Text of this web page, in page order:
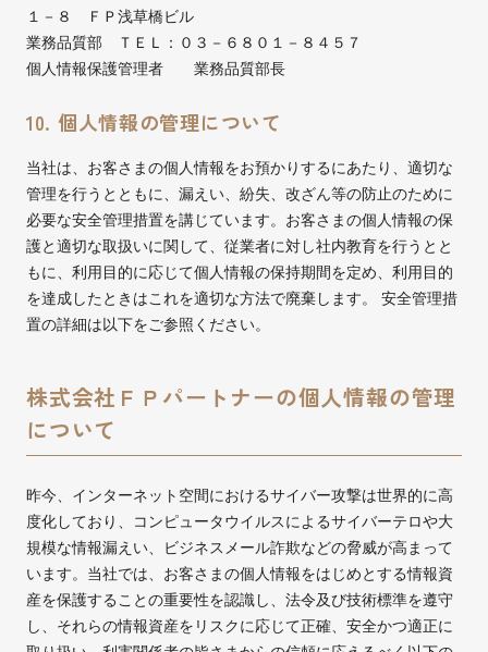
１－８ ＦＰ浅草橋ビル
業務品質部 ＴＥＬ：０３－６８０１－８４５７
個人情報保護管理者 業務品質部長
10. 個人情報の管理について
当社は、お客さまの個人情報をお預かりするにあたり、適切な
管理を行うとともに、漏えい、紛失、改ざん等の防止のために
必要な安全管理措置を講じています。お客さまの個人情報の保
護と適切な取扱いに関して、従業者に対し社内教育を行うとと
もに、利用目的に応じて個人情報の保持期間を定め、利用目的
を達成したときはこれを適切な方法で廃棄します。 安全管理措
置の詳細は以下をご参照ください。
株式会社ＦＰパートナーの個人情報の管理
について
昨今、インターネット空間におけるサイバー攻撃は世界的に高
度化しており、コンピュータウイルスによるサイバーテロや大
規模な情報漏えい、ビジネスメール詐欺などの脅威が高まって
います。当社では、お客さまの個人情報をはじめとする情報資
産を保護することの重要性を認識し、法令及び技術標準を遵守
し、それらの情報資産をリスクに応じて正確、安全かつ適正に